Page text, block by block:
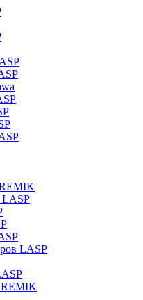
LASP
LASP
REMIK